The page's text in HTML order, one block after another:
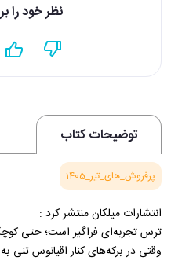
نظر خود را
توضیحات کتاب
پرفروش_های_تیر_1405
انتشارات میلکان منتشر کرد :
ترس تجربه‌ا‌ی فراگیر است؛ حتی
وقتی در برکه‌های کنار اقیانوس تنی